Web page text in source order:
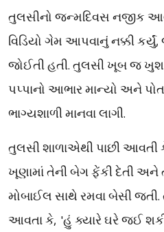
તુલસીનો જન્મદિવસ નજીક
વિડિયો ગેમ આપવાનું નક્કી કર્યું,
જોઈતી હતી. તુલસી ખૂબ જ ખુશ
પપ્પાનો આભાર માન્યો અને
ભાગ્યશાળી માનવા લાગી.
તુલસી શાળાએથી પાછી આવતી
ખૂણામાં તેની બેગ ફેંકી દેતી અને
મોબાઈલ સાથે રમવા બેસી જતી.
આવતા કે, 'હું ક્યારે ઘરે જઈ